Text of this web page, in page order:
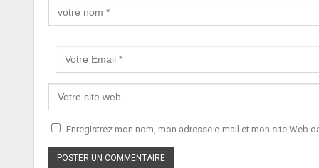
Enregistrez mon nom, mon adresse e-mail et mon site Web